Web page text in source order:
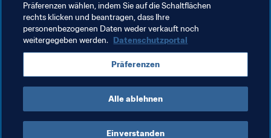
NUTZUNGSBEDINGUNGEN
FIFA-DATENSCHUTZPORTAL
DOWNLOADS
COOKIE-EINSTELLUNGEN
Urheberrechte © 1994–2025 FIFA. Alle Rechte vorbehalten.
Präferenzen wählen, indem Sie auf die Schaltflächen
rechts klicken und beantragen, dass Ihre
personenbezogenen Daten weder verkauft noch
weitergegeben werden. Datenschutzportal
Präferenzen
Alle ablehnen
Einverstanden